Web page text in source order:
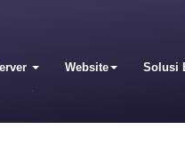
Website Solusi